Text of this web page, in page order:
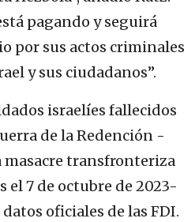
pagando y seguirá
por sus actos criminales
y sus ciudadanos”.
israelíes fallecidos
de la Redención -
masacre transfronteriza
el 7 de octubre de 2023-
oficiales de las FDI.